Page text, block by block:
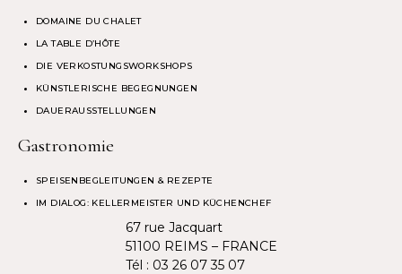
DOMAINE DU CHALET
LA TABLE D’HÔTE
DIE VERKOSTUNGSWORKSHOPS
KÜNSTLERISCHE BEGEGNUNGEN
DAUERAUSSTELLUNGEN
Gastronomie
SPEISENBEGLEITUNGEN & REZEPTE
IM DIALOG: KELLERMEISTER UND KÜCHENCHEF
67 rue Jacquart
51100 REIMS – FRANCE
Tél : 03 26 07 35 07